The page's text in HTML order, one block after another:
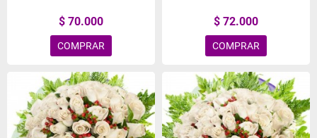
$ 70.000
COMPRAR
$ 72.000
COMPRAR